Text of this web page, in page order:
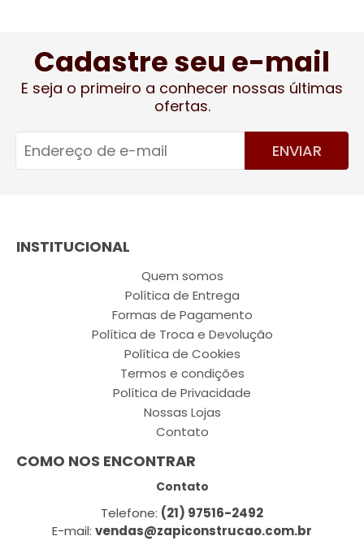
Cadastre seu e-mail
E seja o primeiro a conhecer nossas últimas
ofertas.
ENVIAR
INSTITUCIONAL
Quem somos
Política de Entrega
Formas de Pagamento
Política de Troca e Devolução
Política de Cookies
Termos e condições
Política de Privacidade
Nossas Lojas
Contato
COMO NOS ENCONTRAR
Contato
Telefone: (21) 97516-2492
E-mail: vendas@zapiconstrucao.com.br